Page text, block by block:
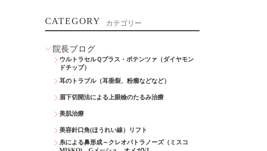
CATEGORY カテゴリー
院長ブログ
ウルトラセルＱプラス・ポテンツァ（ダイヤモン
ドチップ）
耳のトラブル（耳垂裂、粉瘤などなど）
眉下切開法による上眼瞼のたるみ治療
美肌治療
美容針口角(ほうれい線）リフト
糸による鼻形成～クレオパトラノーズ（ミスコ